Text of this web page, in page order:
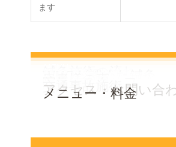
ます
院長・スタッフ
交通事故施術
アクセス・お問い合
メニュー・料金